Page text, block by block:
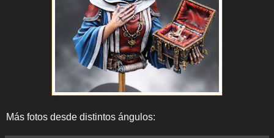
Más fotos desde distintos ángulos: